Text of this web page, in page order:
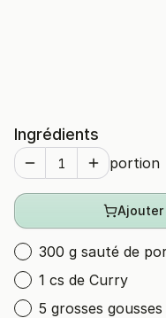
Ingrédients
portion
Ajouter
300 g sauté de
1 cs de Curry
5 grosses